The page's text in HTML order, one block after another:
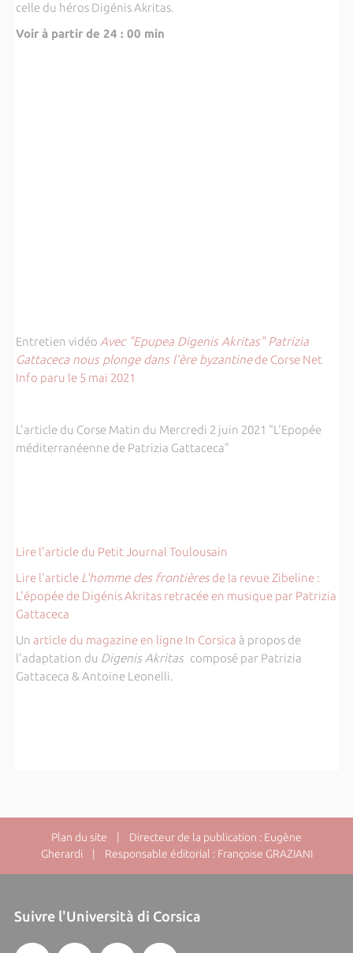
celle du héros Digénis Akritas.
Voir à partir de 24 : 00 min
Entretien vidéo Avec "Epupea Digenis Akritas" Patrizia
Gattaceca nous plonge dans l’ère byzantinede Corse Net
Info paru le 5 mai 2021
L'article du Corse Matin du Mercredi 2 juin 2021 "L'Epopée
méditerranéenne de Patrizia Gattaceca"
Lire l'article du Petit Journal Toulousain
Lire l'article L'homme des frontièresde la revue Zibeline :
L'épopée de Digénis Akritas retracée en musique par Patrizia
Gattaceca
Un article du magazine en ligne In Corsica à propos de
l'adaptation du Digenis Akritas composé par Patrizia
Gattaceca & Antoine Leonelli.
Plan du site | Directeur de la publication : Eugène
Gherardi | Responsable éditorial : Françoise GRAZIANI
Suivre l'Università di Corsica